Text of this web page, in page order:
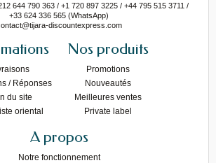
644 790 363 / +1 720 897 3225 / +44 795 515 3711 /
+33 624 336 565 (WhatsApp)
discountexpress.com
/ Réponses
du site
oriental
Nos produits
Promotions
Nouveautés
Meilleures ventes
Private label
A propos
Notre fonctionnement